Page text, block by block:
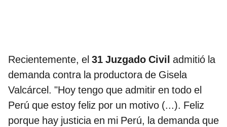
Recientemente, el 31 Juzgado Civil admitió la
demanda contra la productora de Gisela
Valcárcel. "Hoy tengo que admitir en todo el
Perú que estoy feliz por un motivo (...). Feliz
porque hay justicia en mi Perú, la demanda que